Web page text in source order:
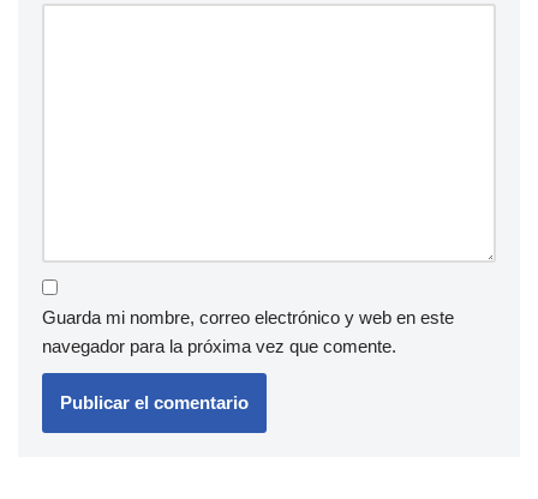
Guarda mi nombre, correo electrónico y web en este
navegador para la próxima vez que comente.